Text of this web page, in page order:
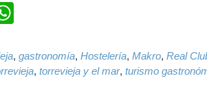
, gastronomía, Hostelería, Makro, Real
, torrevieja y el mar, turismo